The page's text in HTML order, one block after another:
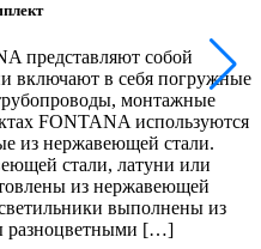
представляют собой
включают в себя погружные
монтажные
FONTANA используются
из нержавеющей стали.
стали, латуни или
из нержавеющей
выполнены из
разноцветными […]